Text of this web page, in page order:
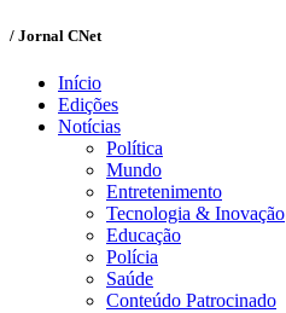
/ Jornal CNet
Início
Edições
Notícias
Política
Mundo
Entretenimento
Tecnologia & Inovação
Educação
Polícia
Saúde
Conteúdo Patrocinado